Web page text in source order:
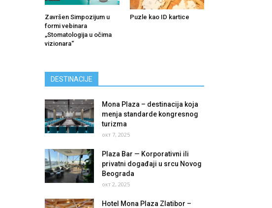
Završen Simpozijum u
formi vebinara
„Stomatologija u očima
vizionara“
Puzle kao ID kartice
DESTINACIJE
Mona Plaza – destinacija koja
menja standarde kongresnog
turizma
окт 7, 2025
Plaza Bar — Korporativni ili
privatni događaji u srcu Novog
Beograda
окт 2, 2025
Hotel Mona Plaza Zlatibor –